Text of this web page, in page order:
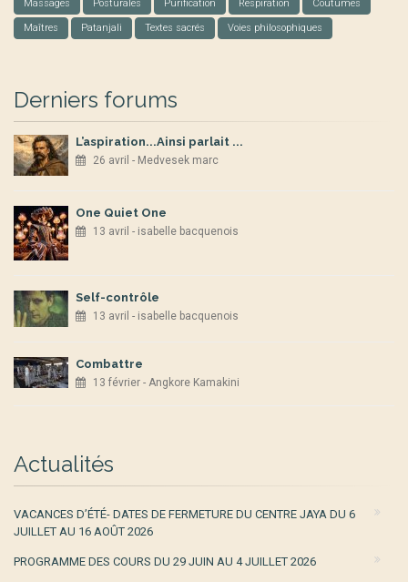
Massages Posturales Purification Respiration Coutumes
Maîtres Patanjali Textes sacrés Voies philosophiques
Derniers forums
L’aspiration...Ainsi parlait ...
26 avril - Medvesek marc
One Quiet One
13 avril - isabelle bacquenois
Self-contrôle
13 avril - isabelle bacquenois
Combattre
13 février - Angkore Kamakini
Actualités
VACANCES D’ÉTÉ- DATES DE FERMETURE DU CENTRE JAYA DU 6
JUILLET AU 16 AOÛT 2026
PROGRAMME DES COURS DU 29 JUIN AU 4 JUILLET 2026